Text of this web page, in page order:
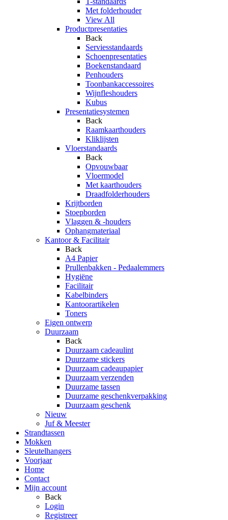
Met folderhouder
View All
Productpresentaties
Back
Serviesstandaards
Schoenpresentaties
Boekenstandaard
Penhouders
Toonbankaccessoires
Wijnfleshouders
Kubus
Presentatiesystemen
Back
Raamkaarthouders
Kliklijsten
Vloerstandaards
Back
Opvouwbaar
Vloermodel
Met kaarthouders
Draadfolderhouders
Krijtborden
Stoepborden
Vlaggen & -houders
Ophangmateriaal
Kantoor & Facilitair
Back
A4 Papier
Prullenbakken - Pedaalemmers
Hygiëne
Facilitair
Kabelbinders
Kantoorartikelen
Toners
Eigen ontwerp
Duurzaam
Back
Duurzaam cadeaulint
Duurzame stickers
Duurzaam cadeaupapier
Duurzaam verzenden
Duurzame tassen
Duurzame geschenkverpakking
Duurzaam geschenk
Nieuw
Juf & Meester
Strandtassen
Mokken
Sleutelhangers
Voorjaar
Home
Contact
Mijn account
Back
Login
Registreer